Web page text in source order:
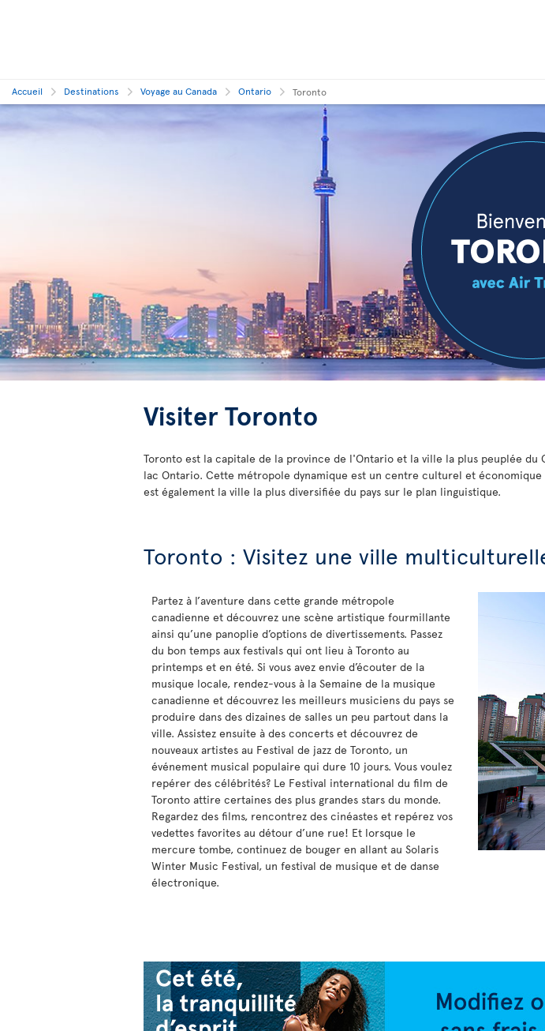
Accueil Destinations Voyage au Canada Ontario Toronto
Visiter Toronto
Toronto est la capitale de la province de l'Ontario et la ville la plus peuplée du
lac Ontario. Cette métropole dynamique est un centre culturel et
est également la ville la plus diversifiée du pays sur le plan linguistique.
Toronto : Visitez une ville
Partez à l’aventure dans cette grande métropole
canadienne et découvrez une scène artistique fourmillante
ainsi qu’une panoplie d’options de divertissements. Passez
du bon temps aux festivals qui ont lieu à Toronto au
printemps et en été. Si vous avez envie d’écouter de la
musique locale, rendez-vous à la Semaine de la musique
canadienne et découvrez les meilleurs musiciens du pays se
produire dans des dizaines de salles un peu partout dans la
ville. Assistez ensuite à des concerts et découvrez de
nouveaux artistes au Festival de jazz de Toronto, un
événement musical populaire qui dure 10 jours. Vous voulez
repérer des célébrités? Le Festival international du film de
Toronto attire certaines des plus grandes stars du monde.
Regardez des films, rencontrez des cinéastes et repérez vos
vedettes favorites au détour d’une rue! Et lorsque le
mercure tombe, continuez de bouger en allant au Solaris
Winter Music Festival, un festival de musique et de danse
électronique.